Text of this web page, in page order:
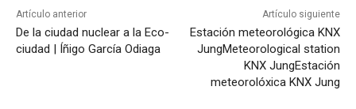
Artículo anterior
De la ciudad nuclear a la Eco-
ciudad | Íñigo García Odiaga
Artículo siguiente
Estación meteorológica KNX
JungMeteorological station
KNX JungEstación
meteorolóxica KNX Jung